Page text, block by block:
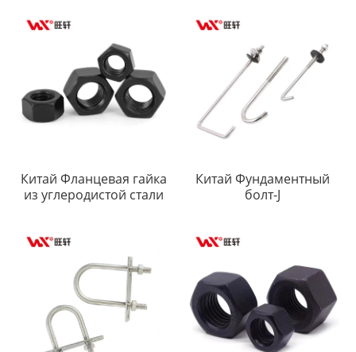
Китай Фланцевая гайка
из углеродистой стали
Китай Фундаментный
болт-J